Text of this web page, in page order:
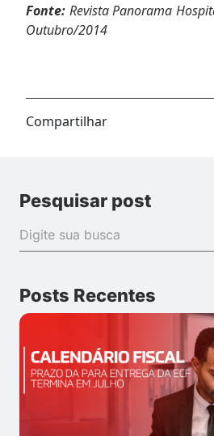
Fonte: Revista Panorama
Outubro/2014
Compartilhar
Pesquisar post
Posts Recentes